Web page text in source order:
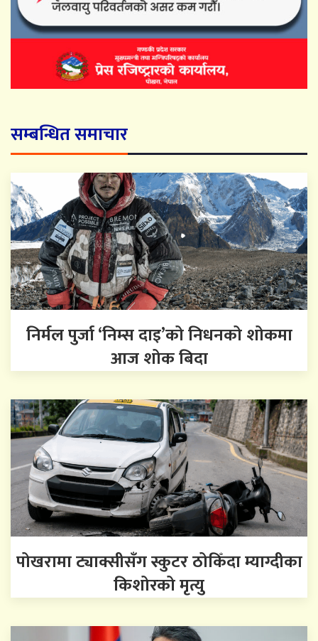
सम्बन्धित समाचार
निर्मल पुर्जा ‘निम्स दाइ’को निधनको शोकमा
आज शोक बिदा
पोखरामा ट्याक्सीसँग स्कुटर ठोकिँदा म्याग्दीका
किशोरको मृत्यु